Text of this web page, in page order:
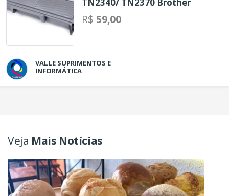
TN2340/ TN2370 Brother
R$ 59,00
VALLE SUPRIMENTOS E
INFORMÁTICA
Veja Mais Notícias